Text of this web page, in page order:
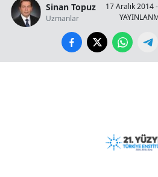
Sinan Topuz
Uzmanlar
17 Aralık 2014